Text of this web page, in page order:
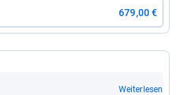
679,00 €
Weiterlesen